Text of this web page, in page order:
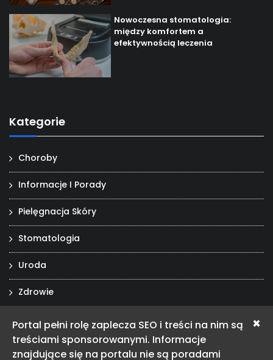
×
Portal pełni rolę zaplecza SEO i treści na nim są
treściami sponsorowanymi. Informacje
znajdujące się na portalu nie są poradami
Nowoczesna stomatologia:
między komfortem a
efektywnością leczenia
Kategorie
Choroby
Informacje I Porady
Pielęgnacja Skóry
Stomatologia
Uroda
Zdrowie
Witalnosc-Zdrowie.pl